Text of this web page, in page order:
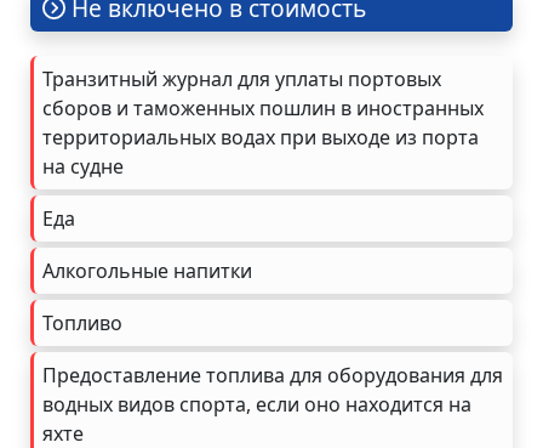
Не включено в стоимость
Транзитный журнал для уплаты портовых
сборов и таможенных пошлин в иностранных
территориальных водах при выходе из порта
на судне
Еда
Алкогольные напитки
Топливо
Предоставление топлива для оборудования для
водных видов спорта, если оно находится на
яхте